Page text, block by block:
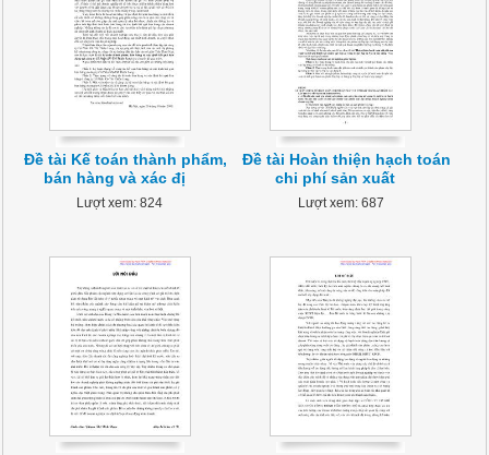
Đề tài Kế toán thành phẩm,
bán hàng và xác đị
Lượt xem: 824
Đề tài Hoàn thiện hạch toán
chi phí sản xuất
Lượt xem: 687